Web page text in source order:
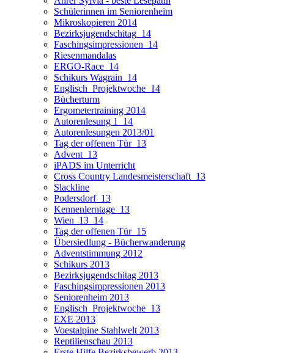
Schülerinnen im Seniorenheim
Mikroskopieren 2014
Bezirksjugendschitag_14
Faschingsimpressionen_14
Riesenmandalas
ERGO-Race_14
Schikurs Wagrain_14
Englisch_Projektwoche_14
Bücherturm
Ergometertraining 2014
Autorenlesung 1_14
Autorenlesungen 2013/01
Tag der offenen Tür_13
Advent_13
iPADS im Unterricht
Cross Country Landesmeisterschaft_13
Slackline
Podersdorf_13
Kennenlerntage_13
Wien_13_14
Tag der offenen Tür_15
Übersiedlung - Bücherwanderung
Adventstimmung 2012
Schikurs 2013
Bezirksjugendschitag 2013
Faschingsimpressionen 2013
Seniorenheim 2013
Englisch_Projektwoche_13
EXE 2013
Voestalpine Stahlwelt 2013
Reptilienschau 2013